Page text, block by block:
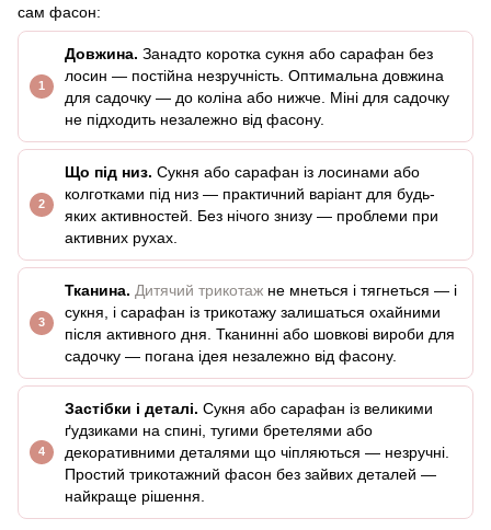
сам фасон:
Довжина. Занадто коротка сукня або сарафан без
лосин — постійна незручність. Оптимальна довжина
для садочку — до коліна або нижче. Міні для садочку
не підходить незалежно від фасону.
Що під низ. Сукня або сарафан із лосинами або
колготками під низ — практичний варіант для будь-
яких активностей. Без нічого знизу — проблеми при
активних рухах.
Тканина. Дитячий трикотаж не мнеться і тягнеться — і
сукня, і сарафан із трикотажу залишаться охайними
після активного дня. Тканинні або шовкові вироби для
садочку — погана ідея незалежно від фасону.
Застібки і деталі. Сукня або сарафан із великими
ґудзиками на спині, тугими бретелями або
декоративними деталями що чіпляються — незручні.
Простий трикотажний фасон без зайвих деталей —
найкраще рішення.